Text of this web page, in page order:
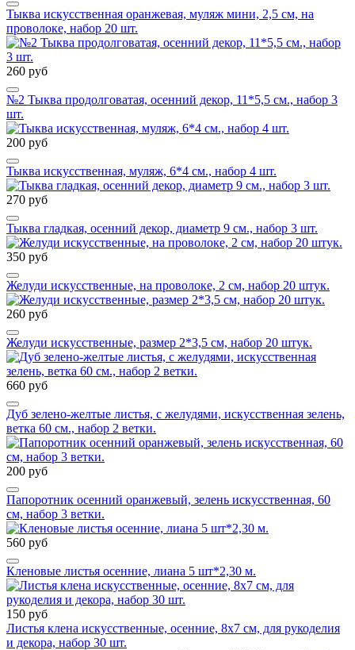
Тыква искусственная оранжевая, муляж мини, 2,5 см, на
проволоке, набор 20 шт.
260 руб
№2 Тыква продолговатая, осенний декор, 11*5,5 см., набор 3
шт.
200 руб
Тыква искусственная, муляж, 6*4 см., набор 4 шт.
270 руб
Тыква гладкая, осенний декор, диаметр 9 см., набор 3 шт.
350 руб
Желуди искусственные, на проволоке, 2 см, набор 20 штук.
260 руб
Желуди искусственные, размер 2*3,5 см, набор 20 штук.
660 руб
Дуб зелено-желтые листья, с желудями, искусственная зелень,
ветка 60 см., набор 2 ветки.
200 руб
Папоротник осенний оранжевый, зелень искусственная, 60
см, набор 3 ветки.
560 руб
Кленовые листья осенние, лиана 5 шт*2,30 м.
150 руб
Листья клена искусственные, осенние, 8х7 см, для рукоделия
и декора, набор 30 шт.